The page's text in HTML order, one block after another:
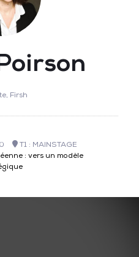
Firsh
T1 : MAINSTAGE
: vers un modèle